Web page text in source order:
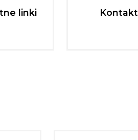
linki Kontakt